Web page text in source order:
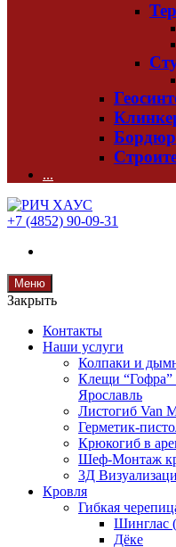
...
+7 (4852) 90-09-31
Меню
Закрыть
Контакты
Наши услуги
Колпаки и
Клещи “Гофра”
Ярославль
Листогиб Van
Герметик-
Крюкогиб в
Шеф-Монтаж
3Д
Кровля
Гибкая
Шинглас
Дёке